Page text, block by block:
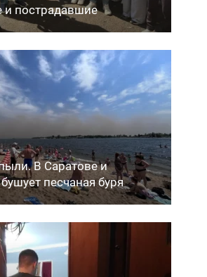
и пострадавшие
В Саратове и
песчаная буря